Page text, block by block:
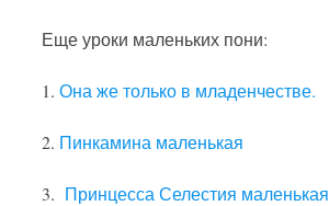
Еще уроки маленьких пони:
1. Она же только в младенчестве.
2. Пинкамина маленькая
3. Принцесса Селестия маленькая